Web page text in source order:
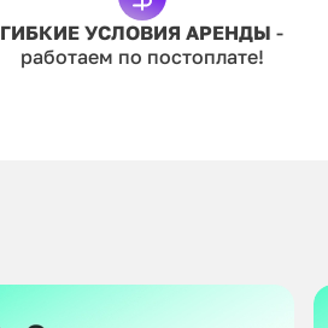
ГИБКИЕ УСЛОВИЯ АРЕНДЫ -
работаем по постоплате!